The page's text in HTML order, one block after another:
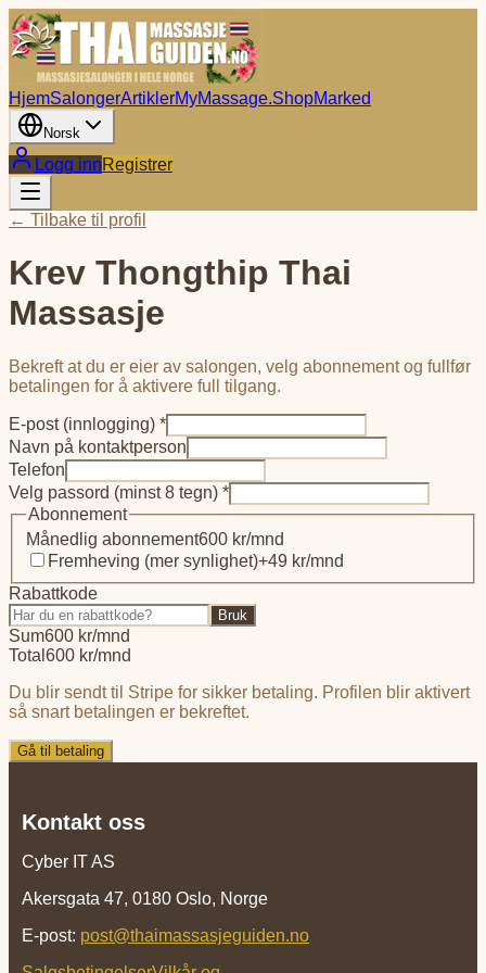
HjemSalongerArtiklerMyMassage.ShopMarked
Norsk
Logg innRegistrer
← Tilbake til profil
Krev Thongthip Thai
Massasje
Bekreft at du er eier av salongen, velg abonnement og fullfør
betalingen for å aktivere full tilgang.
E-post (innlogging) *
Navn på kontaktperson
Telefon
Velg passord (minst 8 tegn) *
Abonnement
Månedlig abonnement600 kr/mnd
Fremheving (mer synlighet)+49 kr/mnd
Rabattkode
Bruk
Sum600 kr/mnd
Total 600 kr/mnd
Du blir sendt til Stripe for sikker betaling. Profilen blir aktivert
så snart betalingen er bekreftet.
Gå til betaling
Kontakt oss
Cyber IT AS
Akersgata 47, 0180 Oslo, Norge
E-post: post@thaimassasjeguiden.no